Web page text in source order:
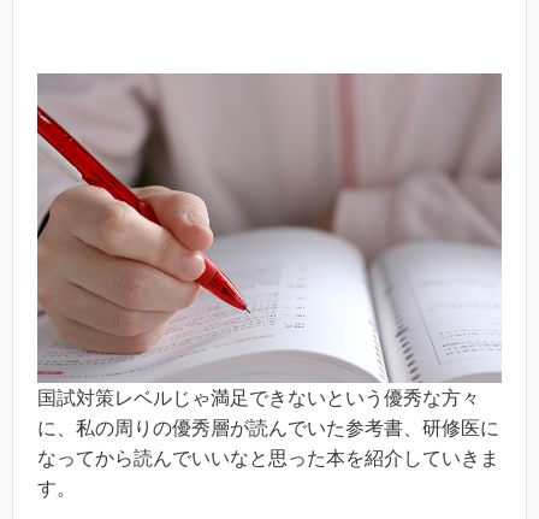
国試対策レベルじゃ満足できないという優秀な方々
に、私の周りの優秀層が読んでいた参考書、研修医に
なってから読んでいいなと思った本を紹介していきま
す。